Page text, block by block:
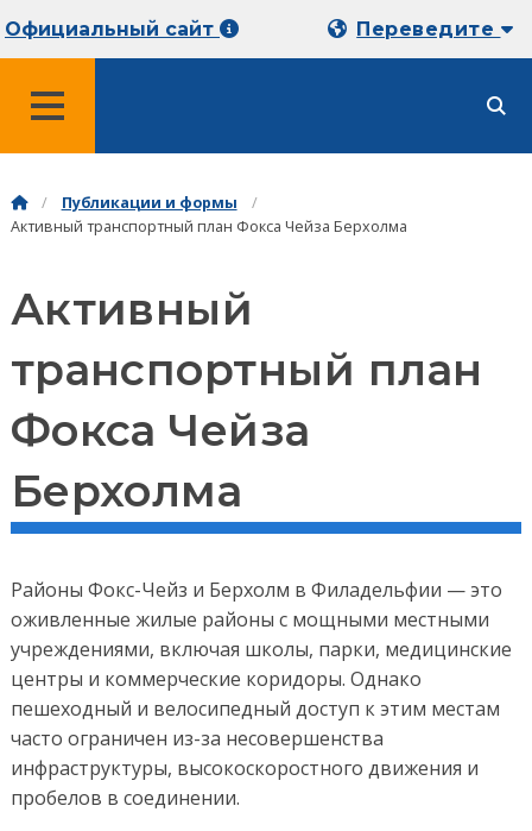
Официальный сайт Переведите
Публикации и формы
Активный транспортный план Фокса Чейза Берхолма
Активный
транспортный план
Фокса Чейза
Берхолма
Районы Фокс-Чейз и Берхолм в Филадельфии — это
оживленные жилые районы с мощными местными
учреждениями, включая школы, парки, медицинские
центры и коммерческие коридоры. Однако
пешеходный и велосипедный доступ к этим местам
часто ограничен из-за несовершенства
инфраструктуры, высокоскоростного движения и
пробелов в соединении.